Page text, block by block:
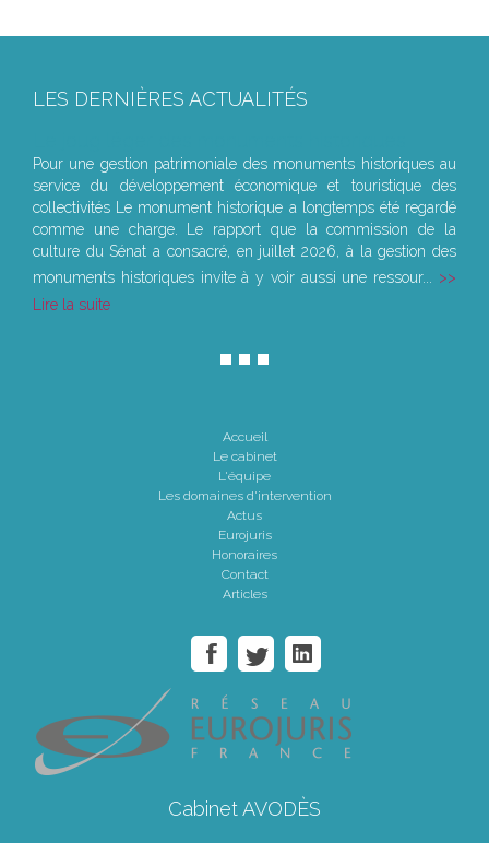
LES DERNIÈRES ACTUALITÉS
Pour une gestion patrimoniale des monuments historiques au
service du développement économique et touristique des
collectivités Le monument historique a longtemps été regardé
comme une charge. Le rapport que la commission de la
culture du Sénat a consacré, en juillet 2026, à la gestion des
monuments historiques invite à y voir aussi une ressour...
Lire la suite
Accueil
Le cabinet
L'équipe
Les domaines d'intervention
Actus
Eurojuris
Honoraires
Contact
Articles
Cabinet AVODÈS